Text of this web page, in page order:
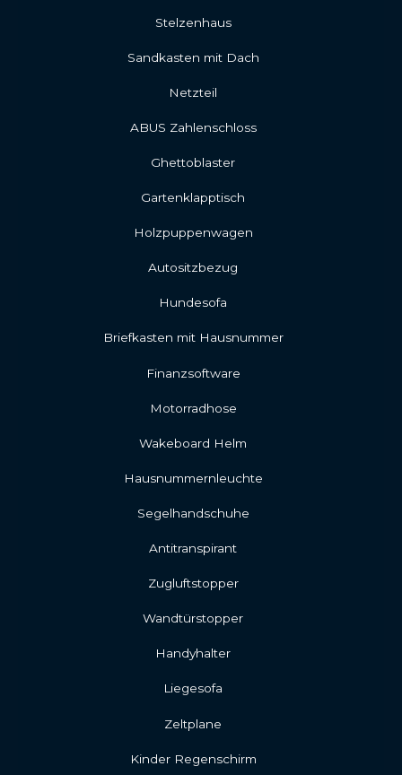
Stelzenhaus
Sandkasten mit Dach
Netzteil
ABUS Zahlenschloss
Ghettoblaster
Gartenklapptisch
Holzpuppenwagen
Autositzbezug
Hundesofa
Briefkasten mit Hausnummer
Finanzsoftware
Motorradhose
Wakeboard Helm
Hausnummernleuchte
Segelhandschuhe
Antitranspirant
Zugluftstopper
Wandtürstopper
Handyhalter
Liegesofa
Zeltplane
Kinder Regenschirm